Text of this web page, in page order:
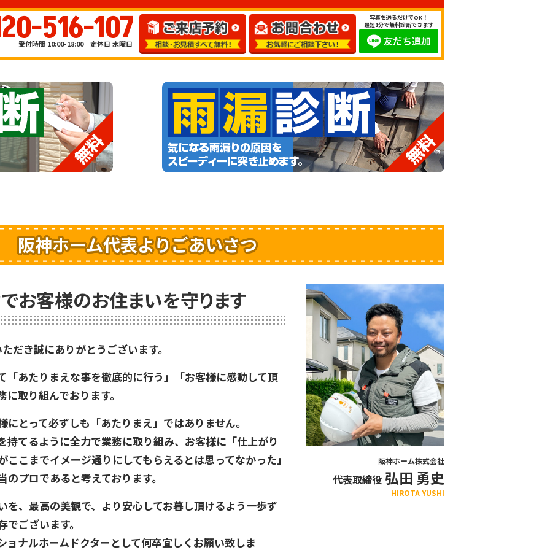
516-107
受付時間 10:00-18:00 定休日 水曜日
写真を送るだけでOK！
最短1分で無料診断できます
阪神ホーム代表よりごあいさつ
お客様のお住まいを守ります
阪神ホーム株式会社
代表取締役 弘田 勇史
HIROTA YUSHI
だき誠にありがとうございます。
「あたりまえな事を徹底的に行う」「お客様に感動して頂
取り組んでおります。
とって必ずしも「あたりまえ」ではありません。
持てるように全力で業務に取り組み、お客様に「仕上がり
こまでイメージ通りにしてもらえるとは思ってなかった」
プロであると考えております。
を、最高の美観で、より安心してお暮し頂けるよう一歩ず
ございます。
ナルホームドクターとして何卒宜しくお願い致しま